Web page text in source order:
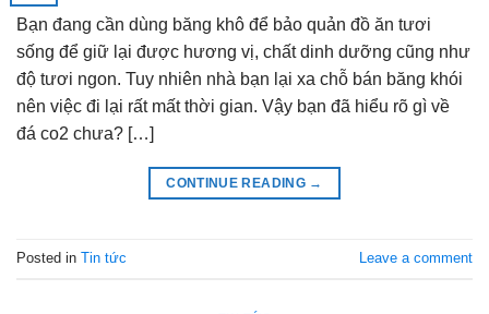
Bạn đang cần dùng băng khô để bảo quản đồ ăn tươi
sống để giữ lại được hương vị, chất dinh dưỡng cũng như
độ tươi ngon. Tuy nhiên nhà bạn lại xa chỗ bán băng khói
nên việc đi lại rất mất thời gian. Vậy bạn đã hiểu rõ gì về
đá co2 chưa? […]
CONTINUE READING →
Posted in Tin tức Leave a comment